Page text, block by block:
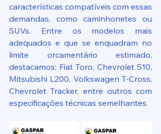
características compatíveis com essas
demandas, como caminhonetes ou
SUVs. Entre os modelos mais
adequados e que se enquadram no
limite orcamentário estimado,
destacamos: Fiat Toro, Chevrolet S10,
Mitsubishi L200, Volkswagen T-Cross,
Chevrolet Tracker, entre outros com
especificações técnicas semelhantes.